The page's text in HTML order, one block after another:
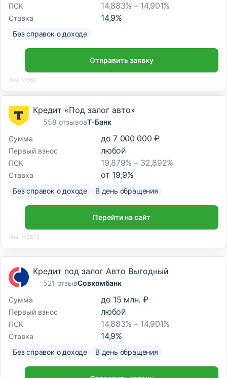
ПСК 14,883% – 14,901%
Ставка 14,9%
Без справок о доходе
Отправить заявку
Лиц. №963
Кредит «Под залог авто»
558 отзывовТ-Банк
Сумма
до 7 000 000 ₽
Первый взнос любой
ПСК 19,879% – 32,892%
Ставка от 19,9%
Без справок о доходе В день обращения
Перейти на сайт
Лиц. №2673
Кредит под залог Авто Выгодный
521 отзывСовкомбанк
Сумма
до 15 млн. ₽
Первый взнос любой
ПСК 14,883% – 14,901%
Ставка 14,9%
Без справок о доходе В день обращения